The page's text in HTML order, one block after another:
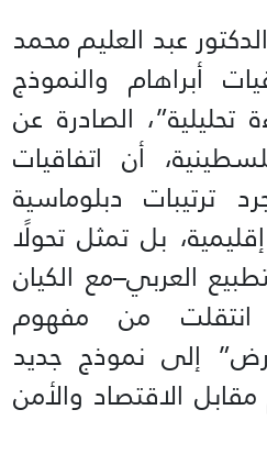
عبد العليم محمد
أبراهام والنموذج
تحليلية”، الصادرة عن
أن اتفاقيات
ترتيبات دبلوماسية
بل تمثل تحولًا
العربي–مع الكيان
انتقلت من مفهوم
إلى نموذج جديد
الاقتصاد والأمن